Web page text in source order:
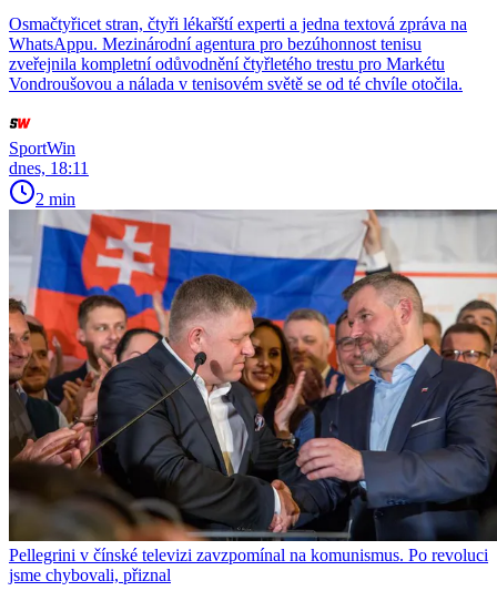
Osmačtyřicet stran, čtyři lékařští experti a jedna textová zpráva na
WhatsAppu. Mezinárodní agentura pro bezúhonnost tenisu
zveřejnila kompletní odůvodnění čtyřletého trestu pro Markétu
Vondroušovou a nálada v tenisovém světě se od té chvíle otočila.
SportWin
dnes, 18:11
2 min
Pellegrini v čínské televizi zavzpomínal na komunismus. Po revoluci
jsme chybovali, přiznal